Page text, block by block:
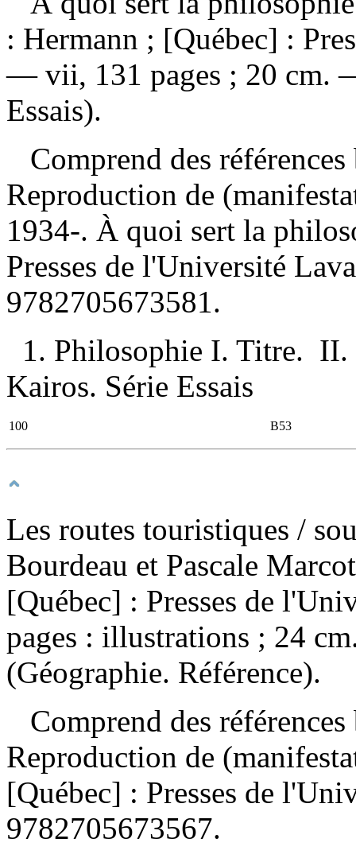
: Hermann ; [Québec] :
— vii, 131 pages ; 20 cm.
Essais).
Comprend des
Reproduction de
1934-. À quoi sert la
Presses de l'Université
9782705673581.
1. Philosophie I. Titre.
Kairos. Série Essais
100 B53
Les routes touristiques /
Bourdeau et Pascale
[Québec] : Presses de
pages : illustrations ; 24
(Géographie. Référence).
Comprend des
Reproduction de
[Québec] : Presses de
9782705673567.